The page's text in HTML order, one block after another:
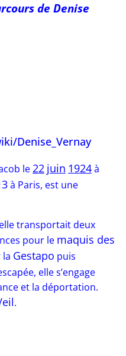
de Denise
Denise_Vernay
le22 juin 1924à
à Paris, est une
transportait deux
pour le maquis des
la Gestapo puis
elle s’engage
et la déportation.
.